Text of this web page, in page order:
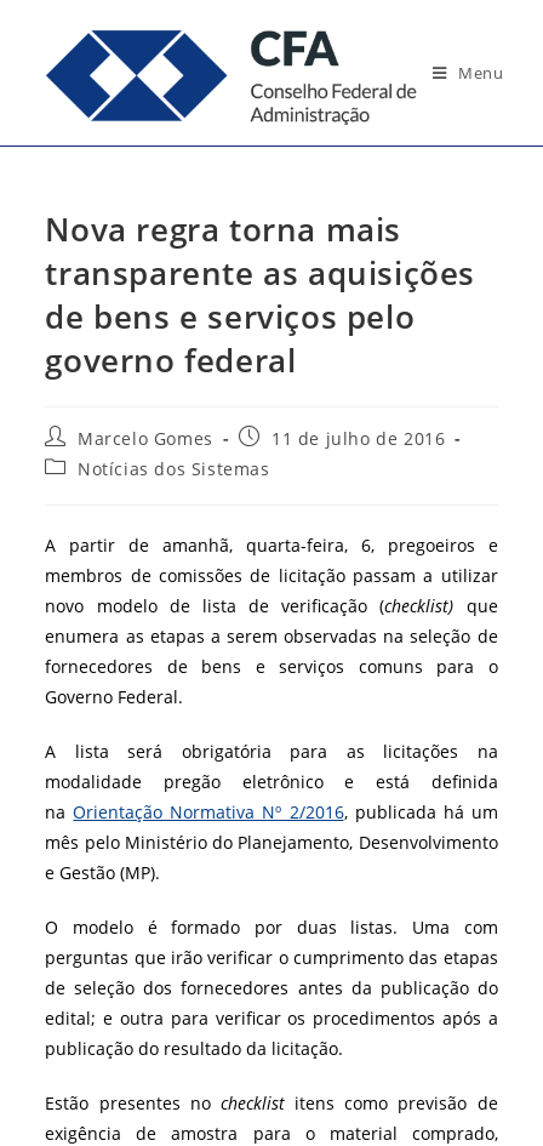
conteúdo
Menu
Nova regra torna mais
transparente as aquisições
de bens e serviços pelo
governo federal
Autor
do
post:
Marcelo Gomes
Post11 de julho de 2016
Categoria
Notícias dos Sistemas
A partir de amanhã, quarta-feira, 6, pregoeiros e
membros de comissões de licitação passam a utilizar
novo modelo de lista de verificação (checklist) que
enumera as etapas a serem observadas na seleção de
fornecedores de bens e serviços comuns para o
Governo Federal.
A lista será obrigatória para as licitações na
modalidade pregão eletrônico e está definida
naOrientação Normativa Nº 2/2016, publicada há um
mês pelo Ministério do Planejamento, Desenvolvimento
e Gestão (MP).
O modelo é formado por duas listas. Uma com
perguntas que irão verificar o cumprimento das etapas
de seleção dos fornecedores antes da publicação do
edital; e outra para verificar os procedimentos após a
publicação do resultado da licitação.
Estão presentes no checklist itens como previsão de
exigência de amostra para o material comprado,